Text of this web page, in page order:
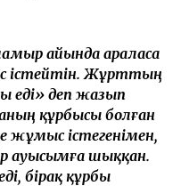
айында араласа
істейтін. Жұрттың
еді» деп жазып
құрбысы болған
жұмыс істегенімен,
ауысымға шыққан.
бірақ құрбы